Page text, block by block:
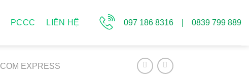
PCCC LIÊN HỆ 097 186 8316 | 0839 799 889
COM EXPRESS